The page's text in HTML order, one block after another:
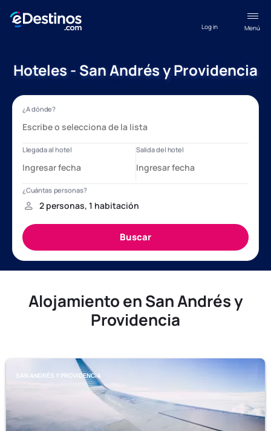
Menú
Log in
Hoteles - San Andrés y Providencia
Alojamiento en San Andrés y
Providencia
SAN ANDRÉS Y PROVIDENCIA